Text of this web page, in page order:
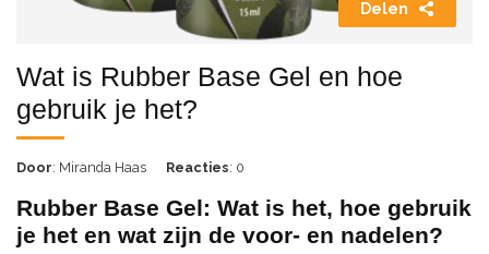
Delen
Wat is Rubber Base Gel en hoe
gebruik je het?
Door: Miranda Haas Reacties: 0
Rubber Base Gel: Wat is het, hoe gebruik
je het en wat zijn de voor- en nadelen?